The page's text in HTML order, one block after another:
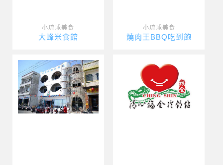
小琉球美食
大峰米食館
小琉球美食
燒肉王BBQ吃到飽